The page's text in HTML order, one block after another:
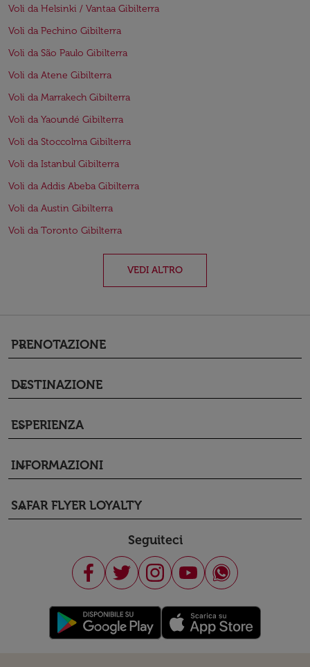
Voli da Helsinki / Vantaa Gibilterra
Voli da Pechino Gibilterra
Voli da São Paulo Gibilterra
Voli da Atene Gibilterra
Voli da Marrakech Gibilterra
Voli da Yaoundé Gibilterra
Voli da Stoccolma Gibilterra
Voli da Istanbul Gibilterra
Voli da Addis Abeba Gibilterra
Voli da Austin Gibilterra
Voli da Toronto Gibilterra
VEDI ALTRO
PRENOTAZIONE
keyboard_arrow_down
DESTINAZIONE
keyboard_arrow_down
ESPERIENZA
keyboard_arrow_down
INFORMAZIONI
keyboard_arrow_down
SAFAR FLYER LOYALTY
keyboard_arrow_down
Seguiteci